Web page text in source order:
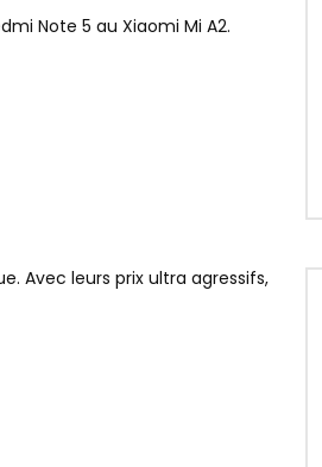
Note 5 au Xiaomi Mi A2.
Avec leurs prix ultra agressifs,